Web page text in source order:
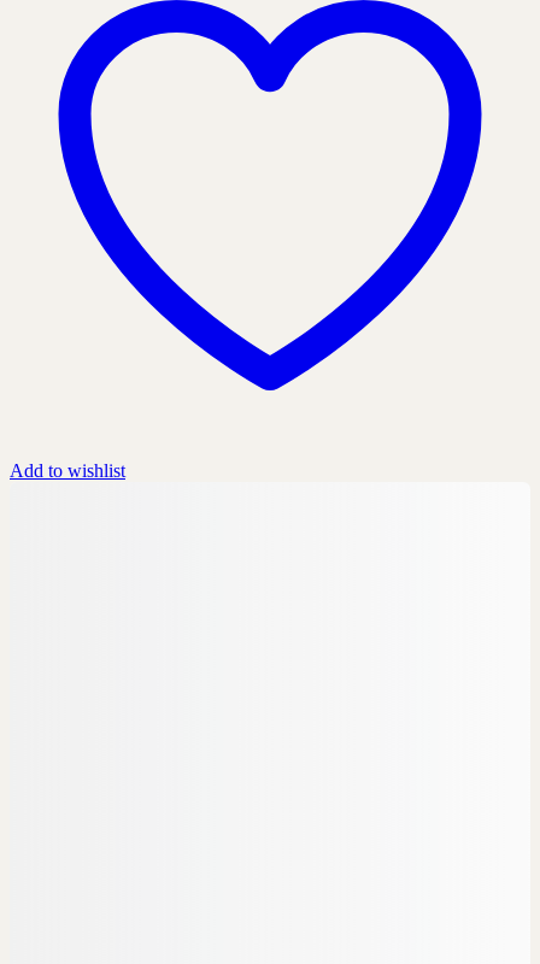
Add to wishlist